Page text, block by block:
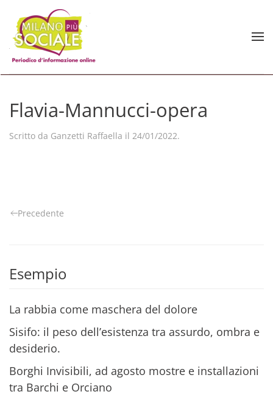
Skip to main content
Flavia-Mannucci-opera
Scritto da Ganzetti Raffaella il 24/01/2022.
Precedente
Esempio
La rabbia come maschera del dolore
Sisifo: il peso dell’esistenza tra assurdo, ombra e
desiderio.
Borghi Invisibili, ad agosto mostre e installazioni
tra Barchi e Orciano